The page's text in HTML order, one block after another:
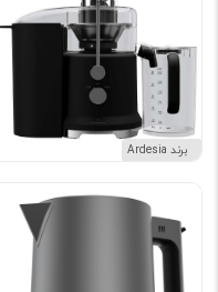
برند Ardesia